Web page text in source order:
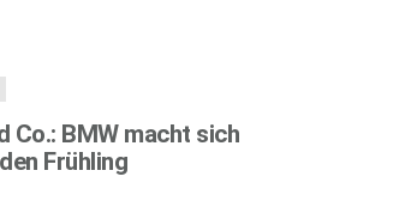
Co.: BMW macht sich
Frühling